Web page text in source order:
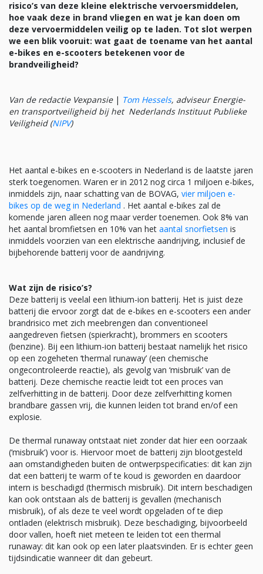
risico’s van deze kleine elektrische vervoersmiddelen,
hoe vaak deze in brand vliegen en wat je kan doen om
deze vervoermiddelen veilig op te laden. Tot slot werpen
we een blik vooruit: wat gaat de toename van het aantal
e-bikes en e-scooters betekenen voor de
brandveiligheid?
Van de redactie Vexpansie| Tom Hessels, adviseur Energie-
en transportveiligheid bij het Nederlands Instituut Publieke
Veiligheid(NIPV)
Het aantal e-bikes en e-scooters in Nederland is de laatste jaren
sterk toegenomen. Waren er in 2012 nog circa 1 miljoen e-bikes,
inmiddels zijn, naar schatting van de BOVAG, vier miljoen e-
bikes op de weg in Nederland . Het aantal e-bikes zal de
komende jaren alleen nog maar verder toenemen. Ook 8% van
het aantal bromfietsen en 10% van het aantal snorfietsen is
inmiddels voorzien van een elektrische aandrijving, inclusief de
bijbehorende batterij voor de aandrijving.
Wat zijn de risico’s?
Deze batterij is veelal een lithium-ion batterij. Het is juist deze
batterij die ervoor zorgt dat de e-bikes en e-scooters een ander
brandrisico met zich meebrengen dan conventioneel
aangedreven fietsen (spierkracht), brommers en scooters
(benzine). Bij een lithium-ion batterij bestaat namelijk het risico
op een zogeheten ‘thermal runaway’ (een chemische
ongecontroleerde reactie), als gevolg van ‘misbruik’ van de
batterij. Deze chemische reactie leidt tot een proces van
zelfverhitting in de batterij. Door deze zelfverhitting komen
brandbare gassen vrij, die kunnen leiden tot brand en/of een
explosie.
De thermal runaway ontstaat niet zonder dat hier een oorzaak
(‘misbruik’) voor is. Hiervoor moet de batterij zijn blootgesteld
aan omstandigheden buiten de ontwerpspecificaties: dit kan zijn
dat een batterij te warm of te koud is geworden en daardoor
intern is beschadigd (thermisch misbruik). Dit intern beschadigen
kan ook ontstaan als de batterij is gevallen (mechanisch
misbruik), of als deze te veel wordt opgeladen of te diep
ontladen (elektrisch misbruik). Deze beschadiging, bijvoorbeeld
door vallen, hoeft niet meteen te leiden tot een thermal
runaway: dit kan ook op een later plaatsvinden. Er is echter geen
tijdsindicatie wanneer dit dan gebeurt.